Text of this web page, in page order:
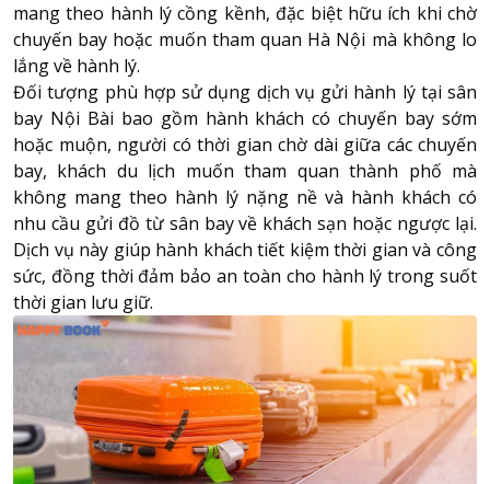
mang theo hành lý cồng kềnh, đặc biệt hữu ích khi chờ
chuyến bay hoặc muốn tham quan Hà Nội mà không lo
lắng về hành lý.
Đối tượng phù hợp sử dụng dịch vụ gửi hành lý tại sân
bay Nội Bài bao gồm hành khách có chuyến bay sớm
hoặc muộn, người có thời gian chờ dài giữa các chuyến
bay, khách du lịch muốn tham quan thành phố mà
không mang theo hành lý nặng nề và hành khách có
nhu cầu gửi đồ từ sân bay về khách sạn hoặc ngược lại.
Dịch vụ này giúp hành khách tiết kiệm thời gian và công
sức, đồng thời đảm bảo an toàn cho hành lý trong suốt
thời gian lưu giữ.